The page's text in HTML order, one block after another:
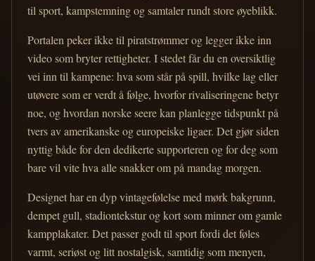
til sport, kampstemning og samtaler rundt store øyeblikk.
Portalen peker ikke til piratstrømmer og legger ikke inn
video som bryter rettigheter. I stedet får du en oversiktlig
vei inn til kampene: hva som står på spill, hvilke lag eller
utøvere som er verdt å følge, hvorfor rivaliseringene betyr
noe, og hvordan norske seere kan planlegge tidspunkt på
tvers av amerikanske og europeiske ligaer. Det gjør siden
nyttig både for den dedikerte supporteren og for deg som
bare vil vite hva alle snakker om på mandag morgen.
Designet har en dyp vintagefølelse med mørk bakgrunn,
dempet gull, stadiontekstur og kort som minner om gamle
kampplakater. Det passer godt til sport fordi det føles
varmt, seriøst og litt nostalgisk, samtidig som menyen,